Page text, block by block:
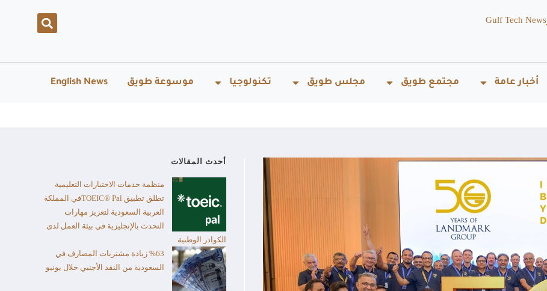
Gulf Tech News
أخبار عامة مجتمع طويق مجلس طويق تكنولوجيا موسوعة طويق English News
أحدث المقالات
منظمة خدمات الاختبارات التعليمية
تطلق تطبيق TOEIC® Palفي المملكة
العربية السعودية لتعزيز مهارات
التحدث بالإنجليزية في بيئة العمل لدى
الكوادر الوطنية
%63 زيادة مشتريات المصارف في
السعودية من النقد الأجنبي خلال يونيو